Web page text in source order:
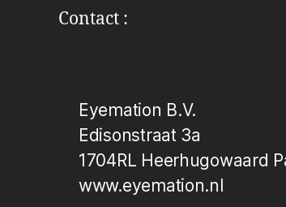
Contact :
Eyemation B.V.
Edisonstraat 3a
1704RL Heerhugowaard
www.eyemation.nl